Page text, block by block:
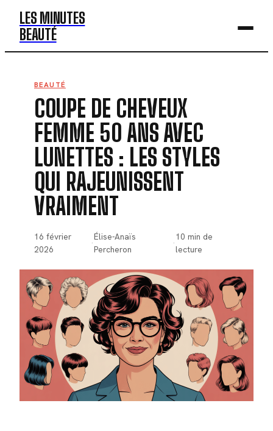
LES MINUTES
BEAUTÉ
MODE
SANTÉ
BIEN-ÊTRE
DÉV. PERSO
BEAUTÉ
COUPE DE CHEVEUX
FEMME 50 ANS AVEC
LUNETTES : LES STYLES
QUI RAJEUNISSENT
VRAIMENT
16 février
2026
·
Élise-Anaïs
Percheron
·
10 min de
lecture